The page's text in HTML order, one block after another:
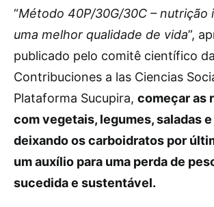
“Método 40P/30G/30C – nutrição
uma melhor qualidade de vida”,
publicado pelo comitê científico
Contribuciones a las Ciencias
Plataforma Sucupira, começar as
com vegetais, legumes, saladas
deixando os carboidratos por
um auxílio para uma perda de
sucedida e sustentável.